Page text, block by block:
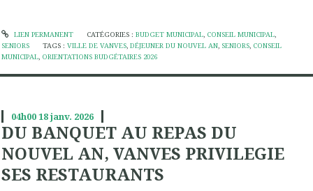
LIEN PERMANENT CATÉGORIES : BUDGET MUNICIPAL, CONSEIL MUNICIPAL,
SENIORS
TAGS :VILLE DE VANVES,DÉJEUNER DU NOUVEL AN, SENIORS, CONSEIL
MUNICIPAL, ORIENTATIONS BUDGÉTAIRES 2026
04h0018janv. 2026
DU BANQUET AU REPAS DU
NOUVEL AN, VANVES PRIVILEGIE
SES RESTAURANTS